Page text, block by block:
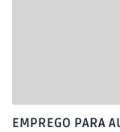
EMPREGO PARA